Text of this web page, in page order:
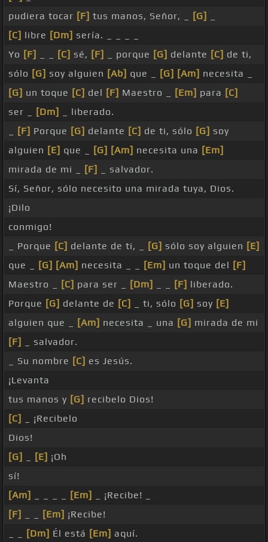
pudiera tocar [F] tus manos, Señor, _ [G]
[C] libre [Dm] sería. _ _ _ _
Yo [F] [C] sé, [F] _ porque [G] delante [C] de ti,
sólo [G] soy alguien [Ab] que _ [G] [Am] necesita _
[G] un toque [C] del [F] Maestro _ [Em] para [C]
ser _
[Dm]
_ liberado.
[F] Porque [G] delante [C] de ti, sólo [G] soy
alguien [E] que _ [G] [Am] necesita una [Em]
mirada de mi _
[F]
_ salvador.
Sí, Señor, sólo necesito una mirada tuya, Dios.
¡Dilo
conmigo!
_ Porque [C] delante de ti, _ [G] sólo soy alguien [E]
que _
[G] [Am] necesita _ _ [Em] un toque del [F]
Maestro _
[C] para ser _ [Dm] [F] liberado.
Porque [G] delante de [C] _ ti, sólo [G] soy [E]
alguien que _
[Am] necesita _ una [G] mirada de mi
[F]
_ salvador.
_ Su nombre [C] es Jesús.
¡Levanta
tus manos y [G] recibelo Dios!
[C]
_ ¡Recibelo
Dios!
[G]
[E] ¡Oh
sí!
[Am]
[Em]
_ ¡Recibe! _
[F]
[Em] ¡Recibe!
[Dm] Él está [Em] aquí.